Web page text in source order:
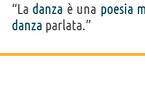
“La danza è una poesia
danza parlata.”